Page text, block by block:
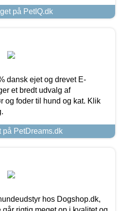
på PetIQ.dk
dansk ejet og drevet E-
et bredt udvalg af
og foder til hund og kat. Klik
på PetDreams.dk
hos Dogshop.dk,